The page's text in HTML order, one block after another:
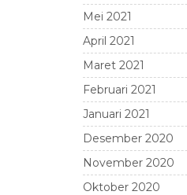
Mei 2021
April 2021
Maret 2021
Februari 2021
Januari 2021
Desember 2020
November 2020
Oktober 2020